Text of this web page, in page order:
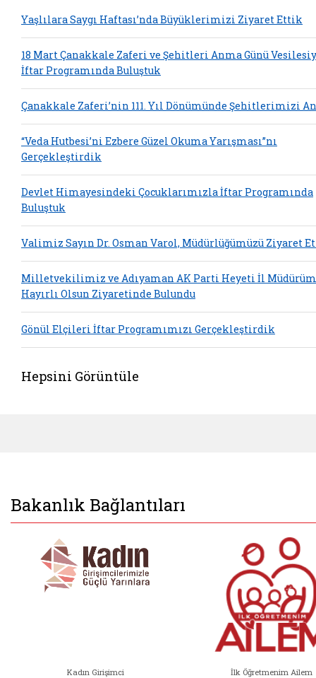
Yaşlılara Saygı Haftası’nda Büyüklerimizi Ziyaret Ettik
18 Mart Çanakkale Zaferi ve Şehitleri Anma Günü
İftar Programında Buluştuk
Çanakkale Zaferi’nin 111. Yıl Dönümünde Şehitlerimizi
“Veda Hutbesi’ni Ezbere Güzel Okuma Yarışması”nı
Gerçekleştirdik
Devlet Himayesindeki Çocuklarımızla İftar Programında
Buluştuk
Valimiz Sayın Dr. Osman Varol, Müdürlüğümüzü Ziyaret
Milletvekilimiz ve Adıyaman AK Parti Heyeti İl
Hayırlı Olsun Ziyaretinde Bulundu
Gönül Elçileri İftar Programımızı Gerçekleştirdik
Hepsini Görüntüle
Bakanlık Bağlantıları
Kadın Girişimci İlk Öğretmenim Ailem